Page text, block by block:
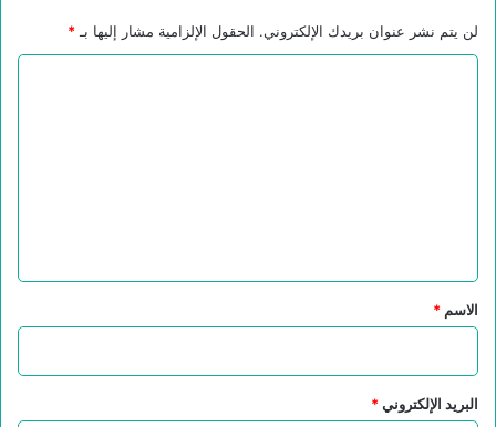
لن يتم نشر عنوان بريدك الإلكتروني. الحقول الإلزامية مشار إليها بـ *
*
الاسم *
البريد الإلكتروني*